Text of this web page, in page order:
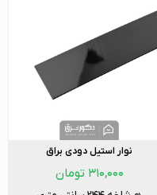
نوار استیل دودی براق
۳۱۰,۰۰۰ تومان